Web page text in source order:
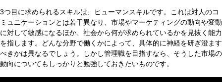
3つ目に求められるスキルは、ヒューマンスキルです。これは対人のコ
ミュニケーションとは若干異なり、市場やマーケティングの動向や変動
に対して敏感になるほか、社会から何が求められているかを見抜く能力
を指します。どんな分野で働くかによって、具体的に神経を研ぎ澄ます
べきかは異なるでしょう。しかし管理職を目指すなら、そうした市場の
動向についてもしっかりと勉強しておきたいものです。